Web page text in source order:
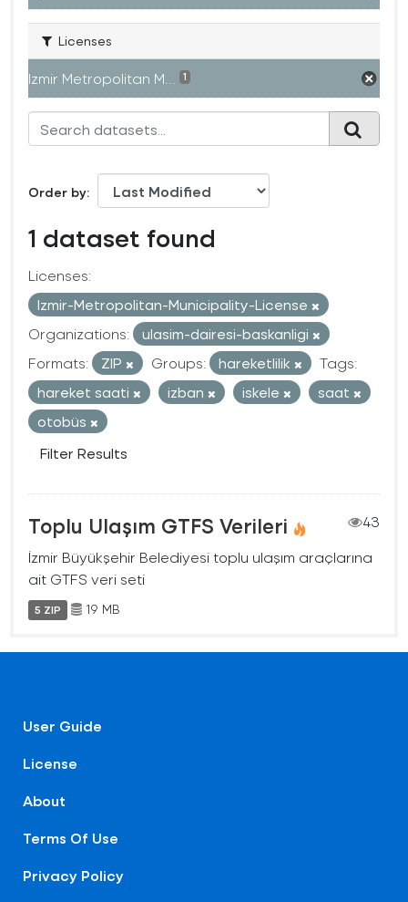
Licenses
Izmir Metropolitan M... 1
Order by
1 dataset found
Licenses:
Izmir-Metropolitan-Municipality-License
Organizations:
ulasim-dairesi-baskanligi
Formats:
ZIP Groups: hareketlilik
Tags:
hareket saati
izban iskele
saat
otobüs
Filter Results
Toplu Ulaşım GTFS Verileri
43
İzmir Büyükşehir Belediyesi toplu ulaşım araçlarına
ait GTFS veri seti
5 ZIP 19 MB
User Guide
License
About
Terms Of Use
Privacy Policy